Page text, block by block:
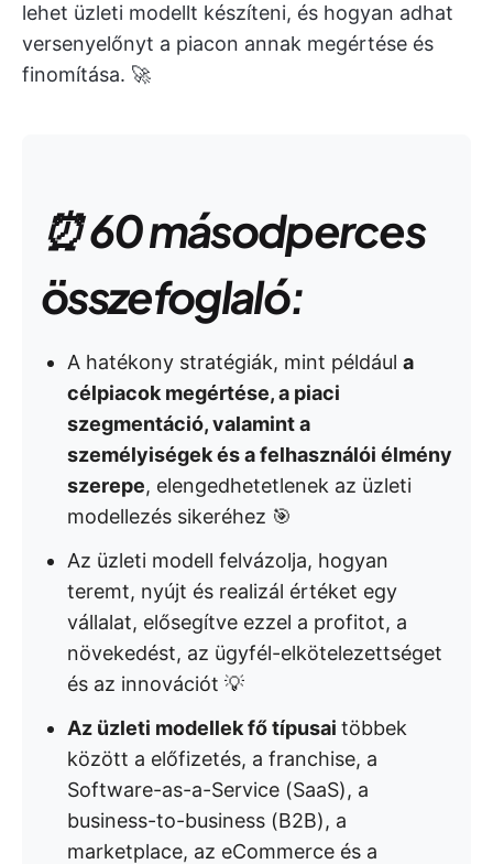
lehet üzleti modellt készíteni, és hogyan adhat
versenyelőnyt a piacon annak megértése és
finomítása. 🚀
⏰ 60 másodperces
összefoglaló:
A hatékony stratégiák, mint például a
célpiacok megértése, a piaci
szegmentáció, valamint a
személyiségek és a felhasználói élmény
szerepe, elengedhetetlenek az üzleti
modellezés sikeréhez 🎯
Az üzleti modell felvázolja, hogyan
teremt, nyújt és realizál értéket egy
vállalat, elősegítve ezzel a profitot, a
növekedést, az ügyfél-elkötelezettséget
és az innovációt 💡
Az üzleti modellek fő típusai többek
között a előfizetés, a franchise, a
Software-as-a-Service (SaaS), a
business-to-business (B2B), a
marketplace, az eCommerce és a